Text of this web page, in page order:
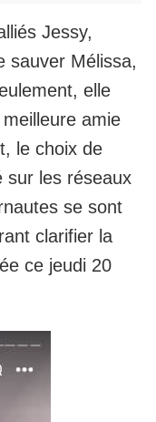
Jessy,
sauver Mélissa,
elle
amie
le choix de
sur les réseaux
se sont
clarifier la
ce jeudi 20